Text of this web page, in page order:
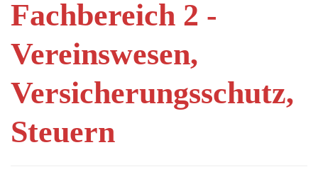
Fachbereich 2 -
Vereinswesen,
Versicherungsschutz,
Steuern